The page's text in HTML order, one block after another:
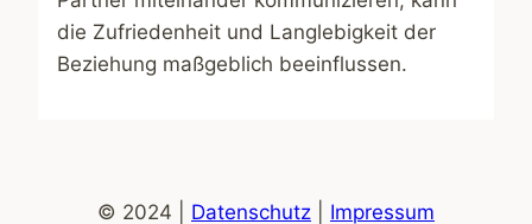
die Zufriedenheit und Langlebigkeit der
Beziehung maßgeblich beeinflussen.
© 2024 | Datenschutz Impressum